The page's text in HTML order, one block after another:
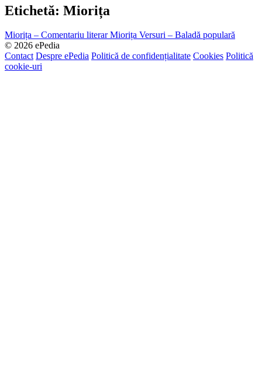
Etichetă: Miorița
Miorița – Comentariu literar Miorița Versuri – Baladă populară
© 2026 ePedia
Contact Despre ePedia Politică de confidențialitate Cookies Politică
cookie-uri